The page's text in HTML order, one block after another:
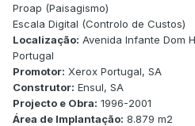
Proap (Paisagismo)
Escala Digital (Controlo de Custos)
Localização: Avenida Infante Dom
Portugal
Promotor: Xerox Portugal, SA
Construtor: Ensul, SA
Projecto e Obra: 1996-2001
Área de Implantação: 8.879 m2